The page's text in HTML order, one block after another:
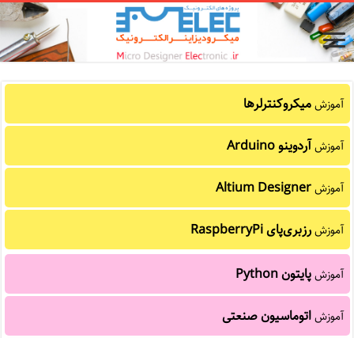
آموزشمیکروکنترلرها
آموزشآردوینو Arduino
آموزشAltium Designer
آموزشرزبری‌پای RaspberryPi
آموزشپایتون Python
آموزشاتوماسیون صنعتی